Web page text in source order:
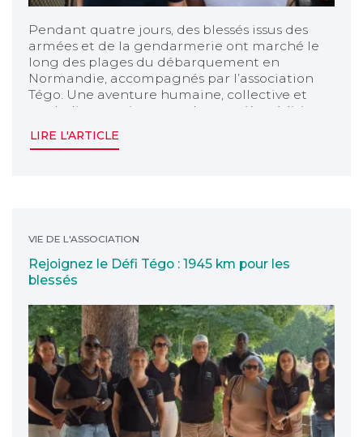
Pendant quatre jours, des blessés issus des
armées et de la gendarmerie ont marché le
long des plages du débarquement en
Normandie, accompagnés par l’association
Tégo. Une aventure humaine, collective et
symbolique, qui marque la première édition
LIRE L'ARTICLE
VIE DE L'ASSOCIATION
Rejoignez le Défi Tégo : 1945 km pour les
blessés